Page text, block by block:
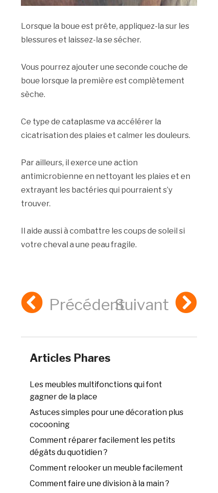
Lorsque la boue est prête, appliquez-la sur les
blessures et laissez-la se sécher.
Vous pourrez ajouter une seconde couche de
boue lorsque la première est complètement
sèche.
Ce type de cataplasme va accélérer la
cicatrisation des plaies et calmer les douleurs.
Par ailleurs, il exerce une action
antimicrobienne en nettoyant les plaies et en
extrayant les bactéries qui pourraient s’y
trouver.
Il aide aussi à combattre les coups de soleil si
votre cheval a une peau fragile.
PrécédentSuivant
Articles Phares
Les meubles multifonctions qui font
gagner de la place
Astuces simples pour une décoration plus
cocooning
Comment réparer facilement les petits
dégâts du quotidien ?
Comment relooker un meuble facilement
Comment faire une division à la main ?